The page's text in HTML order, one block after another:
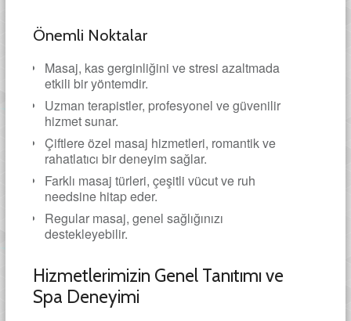
Önemli Noktalar
Masaj, kas gerginliğini ve stresi azaltmada
etkili bir yöntemdir.
Uzman terapistler, profesyonel ve güvenilir
hizmet sunar.
Çiftlere özel masaj hizmetleri, romantik ve
rahatlatıcı bir deneyim sağlar.
Farklı masaj türleri, çeşitli vücut ve ruh
needsine hitap eder.
Regular masaj, genel sağlığınızı
destekleyebilir.
Hizmetlerimizin Genel Tanıtımı ve
Spa Deneyimi